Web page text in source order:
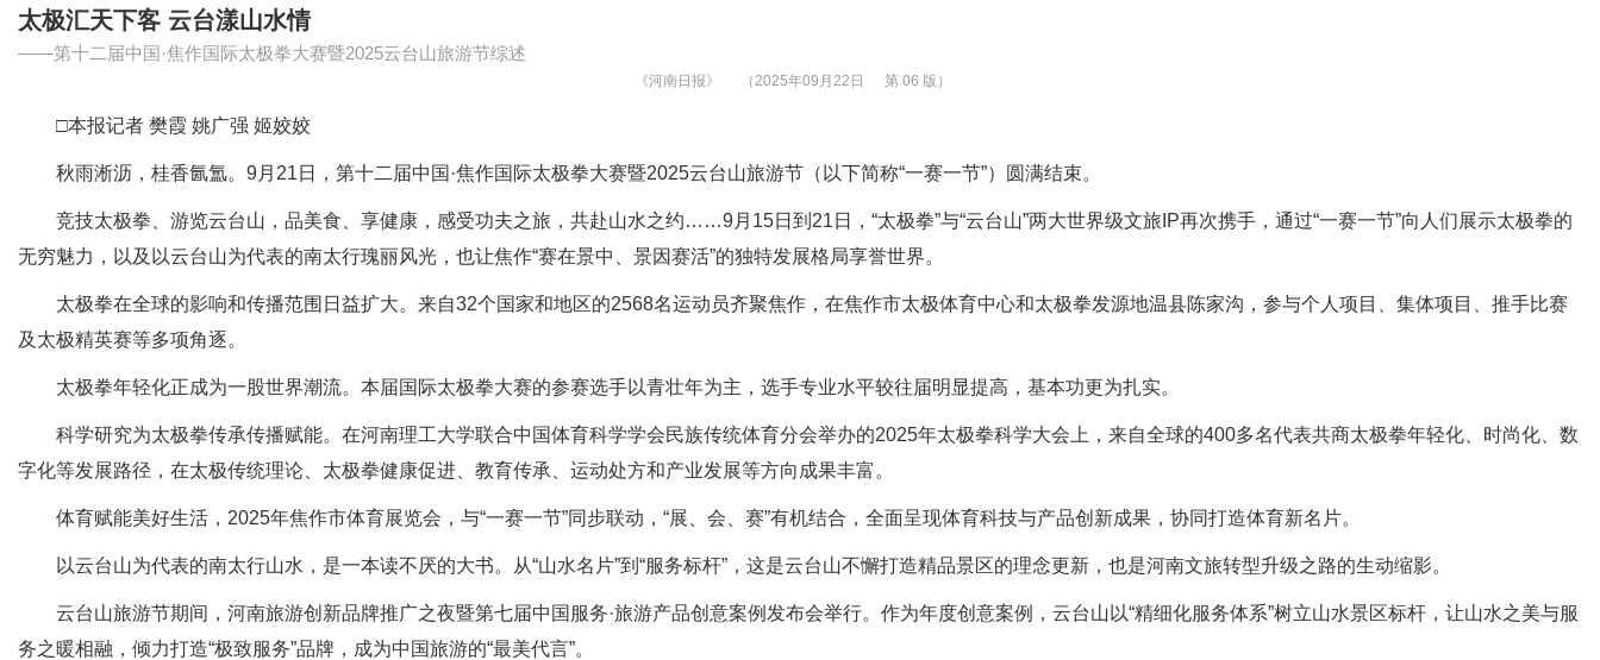
太极汇天下客 云台漾山水情
——第十二届中国·焦作国际太极拳大赛暨2025云台山旅游节综述
《河南日报》 （2025年09月22日 第 06 版）
□本报记者 樊霞 姚广强 姬姣姣
秋雨淅沥，桂香氤氲。9月21日，第十二届中国·焦作国际太极拳大赛暨2025云台山旅游节（以下简称“一赛一节”）圆满结束。
竞技太极拳、游览云台山，品美食、享健康，感受功夫之旅，共赴山水之约……9月15日到21日，“太极拳”与“云台山”两大世界级文旅IP再次携手，通过“一赛一节”向人们展示太极拳的
无穷魅力，以及以云台山为代表的南太行瑰丽风光，也让焦作“赛在景中、景因赛活”的独特发展格局享誉世界。
太极拳在全球的影响和传播范围日益扩大。来自32个国家和地区的2568名运动员齐聚焦作，在焦作市太极体育中心和太极拳发源地温县陈家沟，参与个人项目、集体项目、推手比赛
及太极精英赛等多项角逐。
太极拳年轻化正成为一股世界潮流。本届国际太极拳大赛的参赛选手以青壮年为主，选手专业水平较往届明显提高，基本功更为扎实。
科学研究为太极拳传承传播赋能。在河南理工大学联合中国体育科学学会民族传统体育分会举办的2025年太极拳科学大会上，来自全球的400多名代表共商太极拳年轻化、时尚化、数
字化等发展路径，在太极传统理论、太极拳健康促进、教育传承、运动处方和产业发展等方向成果丰富。
体育赋能美好生活，2025年焦作市体育展览会，与“一赛一节”同步联动，“展、会、赛”有机结合，全面呈现体育科技与产品创新成果，协同打造体育新名片。
以云台山为代表的南太行山水，是一本读不厌的大书。从“山水名片”到“服务标杆”，这是云台山不懈打造精品景区的理念更新，也是河南文旅转型升级之路的生动缩影。
云台山旅游节期间，河南旅游创新品牌推广之夜暨第七届中国服务·旅游产品创意案例发布会举行。作为年度创意案例，云台山以“精细化服务体系”树立山水景区标杆，让山水之美与服
务之暖相融，倾力打造“极致服务”品牌，成为中国旅游的“最美代言”。